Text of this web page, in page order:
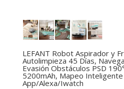
LEFANT Robot Aspirador y
Autolimpieza 45 Días,
Evasión Obstáculos PSD
5200mAh, Mapeo
App/Alexa/Iwatch